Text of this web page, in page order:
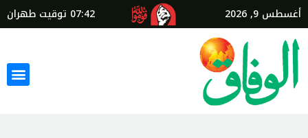
أغسطس 9, 2026 07:42 توقيت طهران